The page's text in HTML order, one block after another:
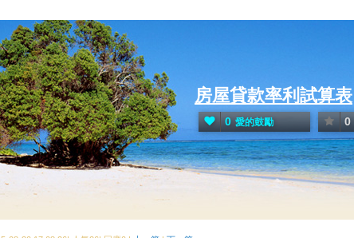
房屋貸款率利試算表
0 愛的鼓勵 0